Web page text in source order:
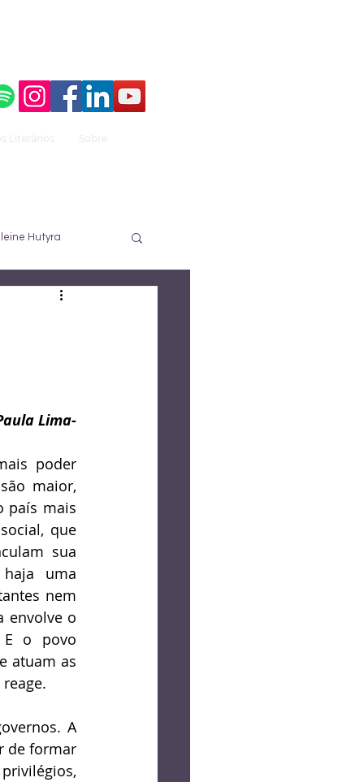
Literários Sobre
Hutyra
José Nuzzi
Lima-
poder
maior,
país mais
que
sua
uma
nem
envolve o
E o povo
atuam as
A
de formar